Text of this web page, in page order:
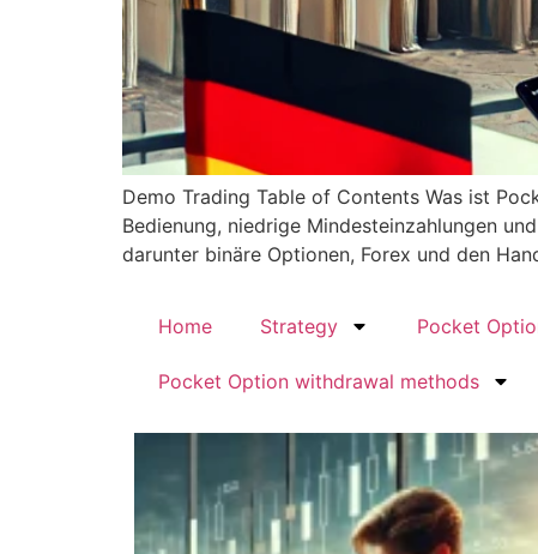
Demo Trading Table of Contents Was ist
Bedienung, niedrige Mindesteinzahlungen
darunter binäre Optionen, Forex und den
Home Strategy Pocket
Pocket Option withdrawal methods